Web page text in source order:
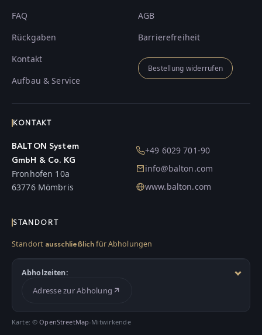
FAQ
Rückgaben
Kontakt
Aufbau & Service
AGB
Barrierefreiheit
Bestellung widerrufen
KONTAKT
BALTON System
GmbH & Co. KG
Fronhofen 10a
63776 Mömbris
+49 6029 701-90
info@balton.com
www.balton.com
STANDORT
Standort ausschließlich für Abholungen
Abholzeiten:
Adresse zur Abholung
Karte: ©OpenStreetMap-Mitwirkende